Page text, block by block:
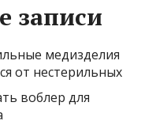
записи
медизделия
от нестерильных
воблер для